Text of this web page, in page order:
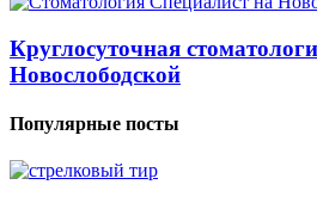
Круглосуточная
Новослободской
Популярные посты